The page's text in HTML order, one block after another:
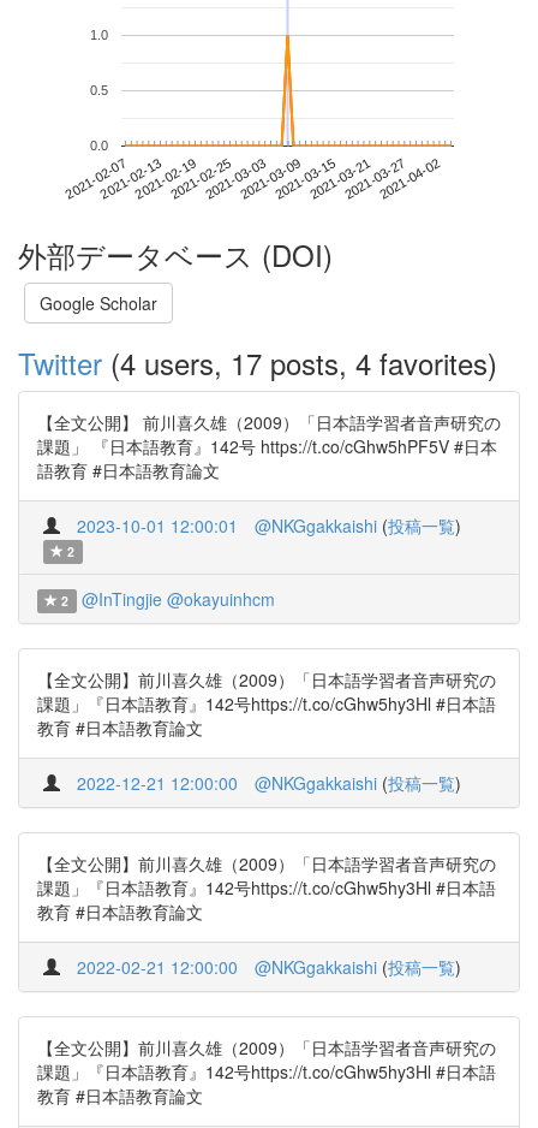
2021-02-072021-02-132021-02-192021-02-252021-03-032021-03-092021-03-152021-03-212021-03-272021-04-02
0.0
0.5
1.0
外部データベース (DOI)
Google Scholar
Twitter (4 users, 17 posts, 4 favorites)
【全文公開】 前川喜久雄（2009）「日本語学習者音声研究の
課題」 『日本語教育』142号 https://t.co/cGhw5hPF5V #日本
語教育 #日本語教育論文
2023-10-01 12:00:01 @NKGgakkaishi (投稿一覧)
2
2 @InTingjie @okayuinhcm
【全文公開】前川喜久雄（2009）「日本語学習者音声研究の
課題」『日本語教育』142号https://t.co/cGhw5hy3Hl #日本語
教育 #日本語教育論文
2022-12-21 12:00:00 @NKGgakkaishi (投稿一覧)
【全文公開】前川喜久雄（2009）「日本語学習者音声研究の
課題」『日本語教育』142号https://t.co/cGhw5hy3Hl #日本語
教育 #日本語教育論文
2022-02-21 12:00:00 @NKGgakkaishi (投稿一覧)
【全文公開】前川喜久雄（2009）「日本語学習者音声研究の
課題」『日本語教育』142号https://t.co/cGhw5hy3Hl #日本語
教育 #日本語教育論文